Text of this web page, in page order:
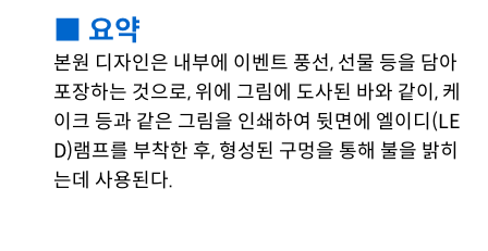
■ 요약
본원 디자인은 내부에 이벤트 풍선, 선물 등을 담아
포장하는 것으로, 위에 그림에 도사된 바와 같이, 케
이크 등과 같은 그림을 인쇄하여 뒷면에 엘이디(LE
D)램프를 부착한 후, 형성된 구멍을 통해 불을 밝히
는데 사용된다.